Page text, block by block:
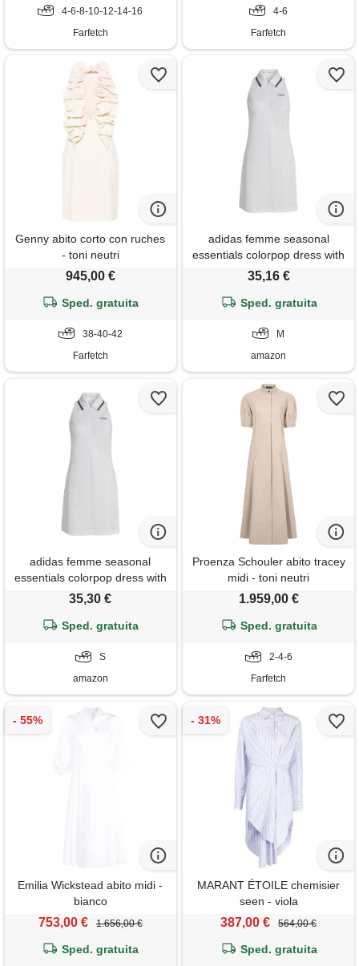
4-6-8-10-12-14-16
Farfetch
4-6
Farfetch
Genny abito corto con ruches
- toni neutri
945,00 €
Sped. gratuita
38-40-42
Farfetch
adidas femme seasonal
essentials colorpop dress with
embroidered graphic,
35,16 €
Sped. gratuita
M
amazon
adidas femme seasonal
essentials colorpop dress with
embroidered graphic,
35,30 €
Sped. gratuita
S
amazon
Proenza Schouler abito tracey
midi - toni neutri
1.959,00 €
Sped. gratuita
2-4-6
Farfetch
Emilia Wickstead abito midi -
bianco
753,00 € 1.656,00 €
Sped. gratuita
MARANT ÉTOILE chemisier
seen - viola
387,00 € 564,00 €
Sped. gratuita